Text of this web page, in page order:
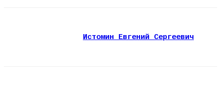
Истомин Евгений Сергеевич